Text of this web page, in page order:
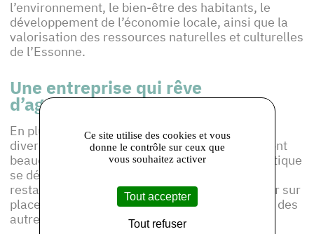
l’environnement, le bien-être des habitants, le
développement de l’économie locale, ainsi que la
valorisation des ressources naturelles et culturelles
de l’Essonne.
Une entreprise qui rêve
d’agrandissement
En plus d'être à la tête d'une exploitation
diversifiées, les membres de la famille Hardy ont
beaucoup d'ambition. Ils souhaitent que la boutique
se développe afin d'y installer une partie
restauration. Ainsi, ils pourraient faire déguster sur
place leurs produits locaux et de se démarquer des
autres boutiques à la ferme existantes.
Ce site utilise des cookies et vous
donne le contrôle sur ceux que
vous souhaitez activer
Tout accepter
Tout refuser